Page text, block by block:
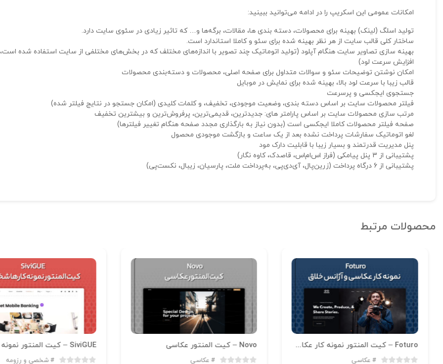
امکانات عمومی این اسکریپ را در ادامه می‌توانید ببینید:
تولید اسلگ (لینک) بهینه برای محصولات، دسته بندی ها، مقالات، برگه‌ها و… که تاثیر زیادی در سئوی سایت دارد.
ساختار کلی قالب سایت از هر نظر بهینه شده برای سئو و کاملا استاندارد است.
بهینه سازی تصاویر سایت هنگام آپلود (تولید اتوماتیک چند تصویر با اندازه‌های مختلف که در بخش‌های مختلفی از سایت استفاده شده
افزایش سرعت لود)
امکان نوشتن توضیحات سئو و سوالات متداول برای صفحه اصلی، محصولات و دسته‌بندی محصولات
قالب زیبا با سرعت لود بالا، بهینه شده برای نمایش در موبایل
جستجوی ایجکسی و پرسرعت
فیلتر محصولات سایت بر اساس دسته بندی، وضعیت موجودی، تخفیف، و کلمات کلیدی (امکان جستجو در نتایج فیلتر شده)
مرتب سازی محصولات سایت بر اساس پارامتر های: جدیدترین، قدیمی‌ترین، پرفروش‌ترین و بیشترین تخفیف
صفحه فیلتر محصولات کاملا ایجکسی است (بدون نیاز به بارگذاری مجدد صفحه هنگام تغییر فیلترها)
لغو اتوماتیک سفارشات پرداخت نشده بعد از یک ساعت و بازگشت موجودی محصول
پنل مدیریت قدرتمند و بسیار زیبا با قابلیت دارک مود
پشتیبانی از 3 پنل پیامکی (فراز اس‌‌ام‌اس، قاصدک، کاوه نگار)
پشتیبانی از 6 درگاه پرداخت (زرین‌پال، آی‌دی‌پی، به‌پرداخت ملت، پارسیان، زیبال، نکست‌پی)
محصولات مرتبط
Foturo – کیت المنتور نمونه کار عکاسی و آژانس خلاق
عکاسی
Novo – کیت المنتور عکاسی
عکاسی شخصی و رزومه